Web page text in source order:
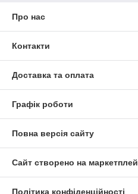
Про нас
Контакти
Доставка та оплата
Графік роботи
Повна версія сайту
Сайт створено на
Політика конфіденційності